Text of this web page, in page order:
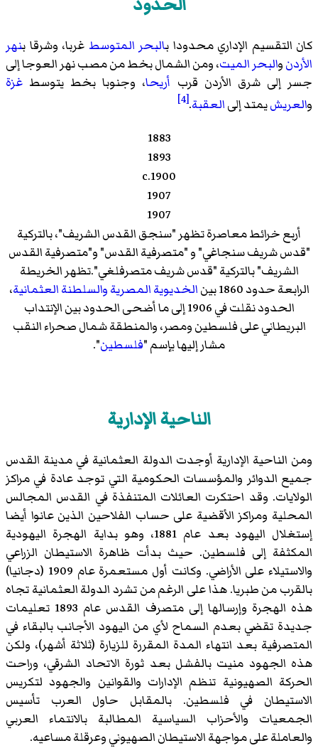
كان التقسيم الإداري محدودا بالبحر المتوسط غربا، وشرقا بنهر
الأردنوالبحر الميت، ومن الشمال بخط من مصب نهر العوجا إلى
جسر إلى شرق الأردن قرب أريحا، وجنوبا بخط يتوسط غزة
والعريشيمتد إلىالعقبة.
[4]
1883
1893
c.1900
1907
1907
أربع خرائط معاصرة تظهر "سنجق القدس الشريف"، بالتركية
"قدس شريف سنجاغي" و "متصرفية القدس" و"متصرفية القدس
الشريف" بالتركية "قدس شريف متصرفلغي".تظهر الخريطة
الرابعة حدود 1860 بين
الخديوية المصريةوالسلطنة العثمانية،
الحدود نقلت في 1906 إلى ما أضحى الحدود بين الإنتداب
البريطاني على فلسطين ومصر، والمنطقة شمال صحراء النقب
مشار إليها بإسم "فلسطين".
الناحية الإدارية
ومن الناحية الإدارية أوجدت الدولة العثمانية في مدينة القدس
جميع الدوائر والمؤسسات الحكومية التي توجد عادة في مراكز
الولايات. وقد احتكرت العائلات المتنفذة في القدس المجالس
المحلية ومراكز الأقضية على حساب الفلاحين الذين عانوا أيضا
إستغلال اليهود بعد عام 1881، وهو بداية الهجرة اليهودية
المكثفة إلى فلسطين. حيث بدأت ظاهرة الاستيطان الزراعي
والاستيلاء على الأراضي. وكانت أول مستعمرة عام 1909 (دجانيا)
بالقرب من طبريا. هذا على الرغم من تشرد الدولة العثمانية تجاه
هذه الهجرة وإرسالها إلى متصرف القدس عام 1893 تعليمات
جديدة تقضي بعدم السماح لأي من اليهود الأجانب بالبقاء في
المتصرفية بعد انتهاء المدة المقررة للزيارة (ثلاثة أشهر)، ولكن
هذه الجهود منيت بالفشل بعد ثورة الاتحاد الشرقي، وراحت
الحركة الصهيونية تنظم الإدارات والقوانين والجهود لتكريس
الاستيطان في فلسطين. بالمقابل حاول العرب تأسيس
الجمعيات والأحزاب السياسية المطالبة بالانتماء العربي
والعاملة على مواجهة الاستيطان الصهيوني وعرقلة مساعيه.